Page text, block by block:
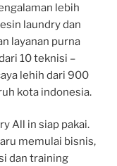
lebih
laundry dan
layanan purna
10 teknisi –
lehih dari 900
kota indonesia.
All in siap pakai.
memulai bisnis,
dan training